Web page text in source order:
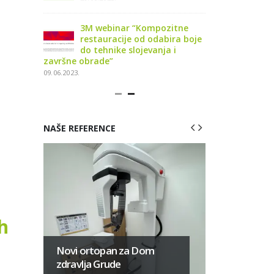
3M webinar “Kompozitne
restauracije od odabira boje
do tehnike slojevanja i
završne obrade”
09.06.2023.
NAŠE REFERENCE
Novi ortopan za Dom
zdravlja Grude